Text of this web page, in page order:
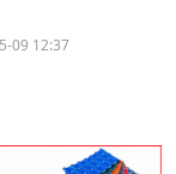
09 12:37